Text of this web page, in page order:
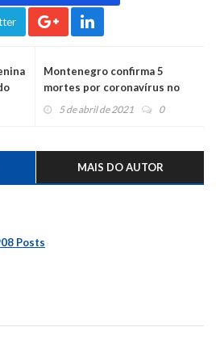
Montenegro confirma 5
mortes por coronavírus no
feriadão
5 de abril de 2021 0
MAIS DO AUTOR
Posts